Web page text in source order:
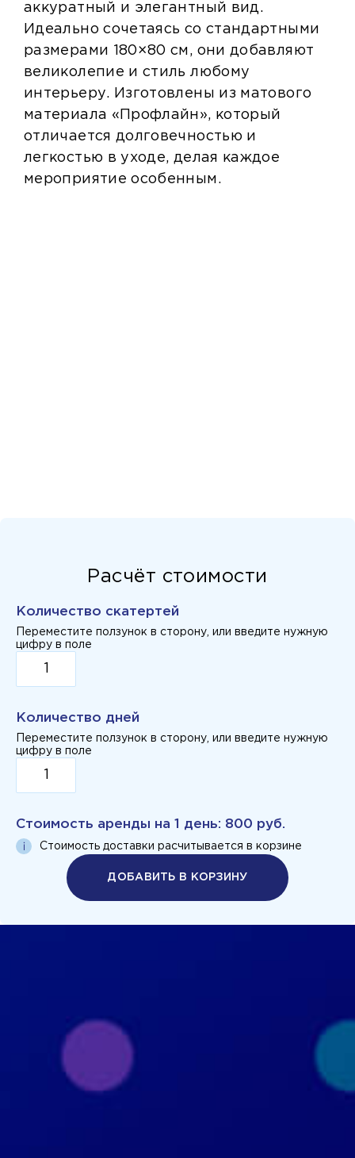
аккуратный и элегантный вид.
Идеально сочетаясь со стандартными
размерами 180×80 см, они добавляют
великолепие и стиль любому
интерьеру. Изготовлены из матового
материала «Профлайн», который
отличается долговечностью и
легкостью в уходе, делая каждое
мероприятие особенным.
Расчёт стоимости
Количество скатертей
Переместите ползунок в сторону, или введите нужную
цифру в поле
Количество дней
Переместите ползунок в сторону, или введите нужную
цифру в поле
Стоимость аренды на 1 день: 800 руб.
Стоимость доставки расчитывается в корзине
ДОБАВИТЬ В КОРЗИНУ
Политика конфиденциальности
Пользовательское соглашение
+7 926 690 3130